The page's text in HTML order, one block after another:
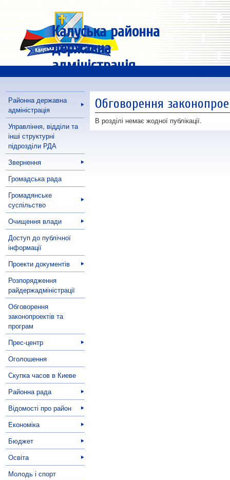
Калуська районна
державна
адміністрація
Районна державна
адміністрація
Управління, відділи та
інші структурні
підрозділи РДА
Звернення
Громадська рада
Громадянське
суспільство
Очищення влади
Доступ до публічної
інформації
Проекти документів
Розпорядження
райдержадміністрації
Обговорення
законопроектів та
програм
Прес-центр
Оголошення
Скупка часов в Киеве
Районна рада
Відомості про район
Економіка
Бюджет
Освіта
Молодь і спорт
Обговорення
В розділі немає жодної публікації.